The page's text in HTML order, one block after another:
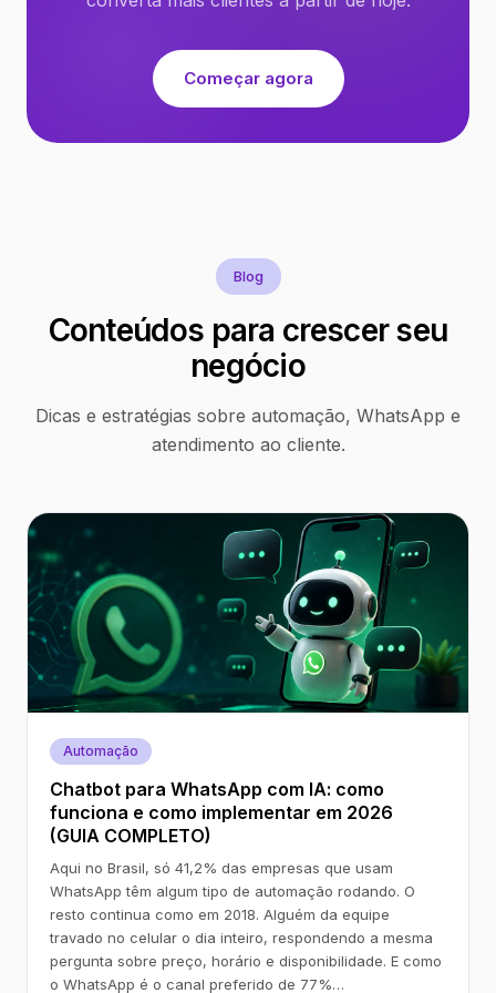
Começar agora
Blog
Conteúdos para crescer seu
negócio
Dicas e estratégias sobre automação, WhatsApp e
atendimento ao cliente.
Automação
Chatbot para WhatsApp com IA: como
funciona e como implementar em 2026
(GUIA COMPLETO)
Aqui no Brasil, só 41,2% das empresas que usam
WhatsApp têm algum tipo de automação rodando. O
resto continua como em 2018. Alguém da equipe
travado no celular o dia inteiro, respondendo a mesma
pergunta sobre preço, horário e disponibilidade. E como
o WhatsApp é o canal preferido de 77%…